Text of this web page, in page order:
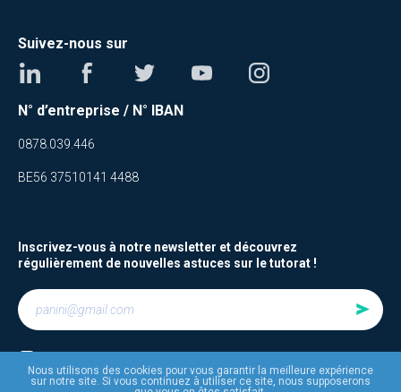
Suivez-nous sur
N° d’entreprise / N° IBAN
0878.039.446
BE56 37510141 4488
Inscrivez-vous à notre newsletter et découvrez
régulièrement de nouvelles astuces sur le tutorat !
Nous utilisons des cookies pour vous garantir la meilleure expérience
sur notre site. Si vous continuez à utiliser ce site, nous supposerons